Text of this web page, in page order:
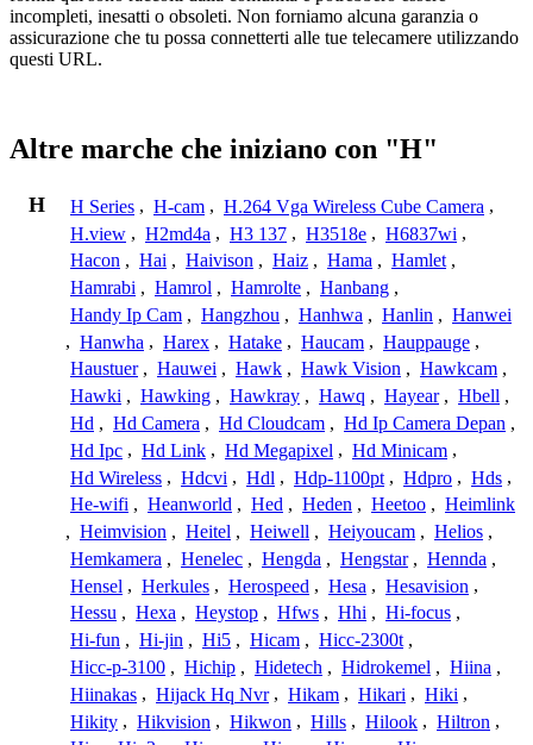
incompleti, inesatti o obsoleti. Non forniamo alcuna garanzia o
assicurazione che tu possa connetterti alle tue telecamere utilizzando
questi URL.
Altre marche che iniziano con "H"
H H Series , H-cam , H.264 Vga Wireless Cube Camera ,
H.view , H2md4a , H3 137 , H3518e , H6837wi ,
Hacon , Hai , Haivison , Haiz , Hama , Hamlet ,
Hamrabi , Hamrol , Hamrolte , Hanbang ,
Handy Ip Cam , Hangzhou , Hanhwa , Hanlin , Hanwei
, Hanwha , Harex , Hatake , Haucam , Hauppauge ,
Haustuer , Hauwei , Hawk , Hawk Vision , Hawkcam ,
Hawki , Hawking , Hawkray , Hawq , Hayear , Hbell ,
Hd , Hd Camera , Hd Cloudcam , Hd Ip Camera Depan ,
Hd Ipc , Hd Link , Hd Megapixel , Hd Minicam ,
Hd Wireless , Hdcvi , Hdl , Hdp-1100pt , Hdpro , Hds ,
He-wifi , Heanworld , Hed , Heden , Heetoo , Heimlink
, Heimvision , Heitel , Heiwell , Heiyoucam , Helios ,
Hemkamera , Henelec , Hengda , Hengstar , Hennda ,
Hensel , Herkules , Herospeed , Hesa , Hesavision ,
Hessu , Hexa , Heystop , Hfws , Hhi , Hi-focus ,
Hi-fun , Hi-jin , Hi5 , Hicam , Hicc-2300t ,
Hicc-p-3100 , Hichip , Hidetech , Hidrokemel , Hiina ,
Hiinakas , Hijack Hq Nvr , Hikam , Hikari , Hiki ,
Hikity , Hikvision , Hikwon , Hills , Hilook , Hiltron ,